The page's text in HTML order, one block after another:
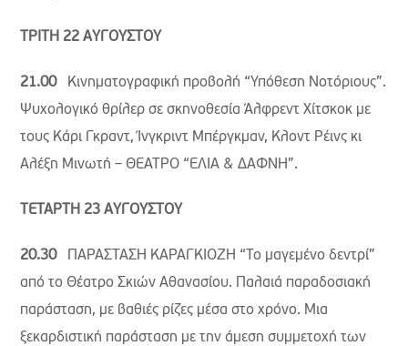
ΤΡΙΤΗ 22 ΑΥΓΟΥΣΤΟΥ
21.00 Κινηματογραφική προβολή “Υπόθεση Νοτόριους”.
Ψυχολογικό θρίλερ σε σκηνοθεσία Άλφρεντ Χίτσκοκ με
τους Κάρι Γκραντ, Ίνγκριντ Μπέργκμαν, Κλοντ Ρέινς κι
Αλέξη Μινωτή – ΘΕΑΤΡΟ “ΕΛΙΑ & ΔΑΦΝΗ”.
ΤΕΤΑΡΤΗ 23 ΑΥΓΟΥΣΤΟΥ
20.30
ΠΑΡΑΣΤΑΣΗ ΚΑΡΑΓΚΙΟΖΗ “Το μαγεμένο δεντρί”
από το Θέατρο Σκιών Αθανασίου. Παλαιά παραδοσιακή
παράσταση, με βαθιές ρίζες μέσα στο χρόνο. Μια
ξεκαρδιστική παράσταση με την άμεση συμμετοχή των